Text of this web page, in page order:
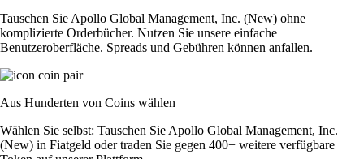
Tauschen Sie Apollo Global Management, Inc. (New) ohne
komplizierte Orderbücher. Nutzen Sie unsere einfache
Benutzeroberfläche. Spreads und Gebühren können anfallen.
Aus Hunderten von Coins wählen
Wählen Sie selbst: Tauschen Sie Apollo Global Management, Inc.
(New) in Fiatgeld oder traden Sie gegen 400+ weitere verfügbare